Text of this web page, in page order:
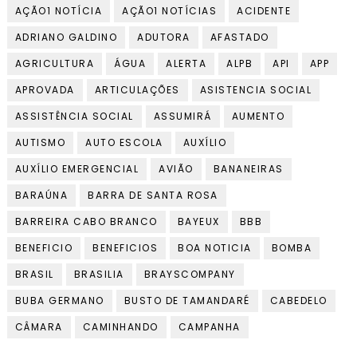
AÇÃO1 NOTÍCIA
AÇÃO1 NOTÍCIAS
ACIDENTE
ADRIANO GALDINO
ADUTORA
AFASTADO
AGRICULTURA
ÁGUA ALERTA ALPB API
APP
APROVADA
ARTICULAÇÕES
ASISTENCIA SOCIAL
ASSISTÊNCIA SOCIAL
ASSUMIRÁ
AUMENTO
AUTISMO
AUTO ESCOLA
AUXÍLIO
AUXÍLIO EMERGENCIAL
AVIÃO
BANANEIRAS
BARAÚNA
BARRA DE SANTA ROSA
BARREIRA CABO BRANCO
BAYEUX
BBB
BENEFICIO
BENEFICIOS BOA NOTICIA
BOMBA
BRASIL
BRASILIA
BRAYSCOMPANY
BUBA GERMANO
BUSTO DE TAMANDARÉ
CABEDELO
CÂMARA
CAMINHANDO
CAMPANHA